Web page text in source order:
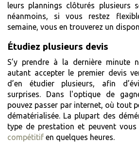
leurs plannings clôturés plusieurs
néanmoins, si vous restez
semaine, vous en trouverez un
Étudiez plusieurs devis
S’y prendre à la dernière minute
autant accepter le premier devis
d’en étudier plusieurs, afin
surprises. Dans l'optique de
pouvez passer par internet, où tout
dématérialisée. La plupart des
type de prestation et peuvent vous
compétitif en quelques heures.